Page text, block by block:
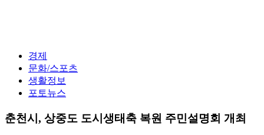
경제
문화/스포츠
생활정보
포토뉴스
춘천시, 상중도 도시생태축 복원 주민설명회 개최